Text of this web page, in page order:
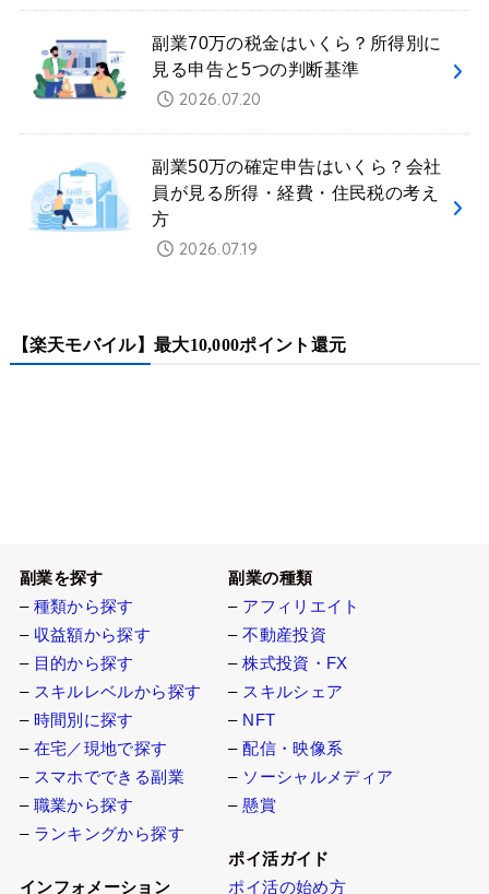
副業70万の税金はいくら？所得別に
見る申告と5つの判断基準
2026.07.20
副業50万の確定申告はいくら？会社
員が見る所得・経費・住民税の考え
方
2026.07.19
【楽天モバイル】最大10,000ポイント還元
–種類から探す
副業の種類
–アフィリエイト